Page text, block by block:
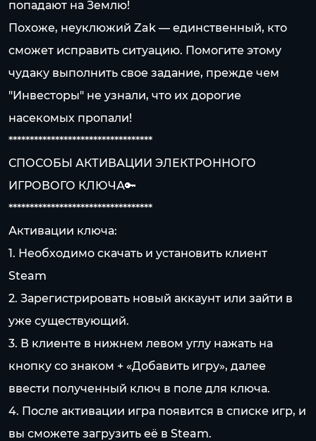
попадают на Землю!
Похоже, неуклюжий Zak — единственный, кто
сможет исправить ситуацию. Помогите этому
чудаку выполнить свое задание, прежде чем
"Инвесторы" не узнали, что их дорогие
насекомых пропали!
**********************************
СПОСОБЫ АКТИВАЦИИ ЭЛЕКТРОННОГО
ИГРОВОГО КЛЮЧА🔑
**********************************
Активации ключа:
1. Необходимо скачать и установить клиент
Steam
2. Зарегистрировать новый аккаунт или зайти в
уже существующий.
3. В клиенте в нижнем левом углу нажать на
кнопку со знаком + «Добавить игру», далее
ввести полученный ключ в поле для ключа.
4. После активации игра появится в списке игр, и
вы сможете загрузить её в Steam.